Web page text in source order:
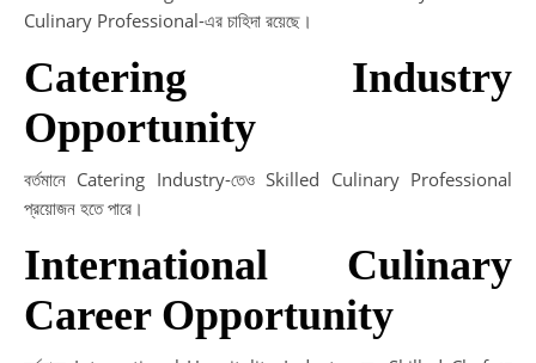
Culinary Professional-এর চাহিদা রয়েছে।
Catering Industry
Opportunity
বর্তমানে Catering Industry-তেও Skilled Culinary Professional
প্রয়োজন হতে পারে।
International Culinary
Career Opportunity